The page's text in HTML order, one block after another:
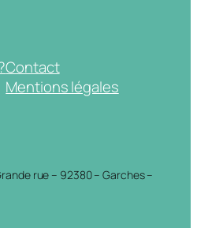
Contact
Mentions légales
rue – 92380 – Garches –